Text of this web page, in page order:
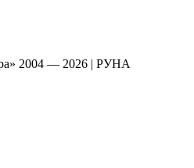
2004 — 2026 | РУНА